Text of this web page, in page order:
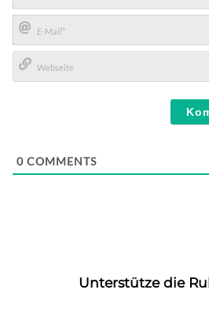
Name*
E-
Mail*
0 COMMENTS
Unterstütze die